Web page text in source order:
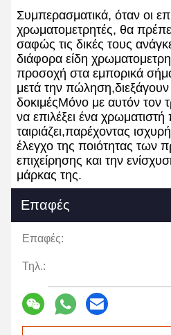
Συμπερασματικά, όταν οι
χρωματομετρητές, θα
σαφώς τις δικές τους
διάφορα είδη
προσοχή στα εμπορικά
μετά την πώληση,διεξάγουν
δοκιμέςΜόνο με αυτόν τον
να επιλέξει ένα
ταιριάζει,παρέχοντας
έλεγχο της ποιότητας των
επιχείρησης και την
μάρκας της.
Επαφές
Επαφές:
Τηλ.: